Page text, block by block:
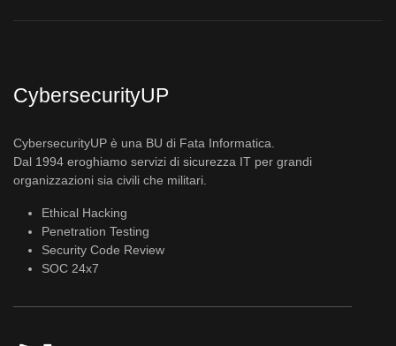
CybersecurityUP
CybersecurityUP è una BU di Fata Informatica.
Dal 1994 eroghiamo servizi di sicurezza IT per grandi
organizzazioni sia civili che militari.
Ethical Hacking
Penetration Testing
Security Code Review
SOC 24x7